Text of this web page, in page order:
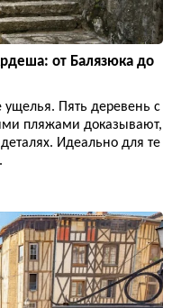
от Балязюка до
Пять деревень с
пляжами доказывают,
Идеально для те